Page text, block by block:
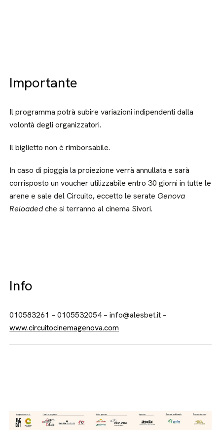
Importante
Il programma potrà subire variazioni indipendenti dalla
volontà degli organizzatori.
Il biglietto non è rimborsabile.
In caso di pioggia la proiezione verrà annullata e sarà
corrisposto un voucher utilizzabile entro 30 giorni in tutte le
arene e sale del Circuito, eccetto le serate Genova
Reloadedche si terranno al cinema Sivori.
Info
010583261 – 0105532054 – info@alesbet.it –
www.circuitocinemagenova.com